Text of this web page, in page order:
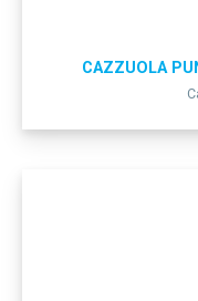
CAZZUOLA